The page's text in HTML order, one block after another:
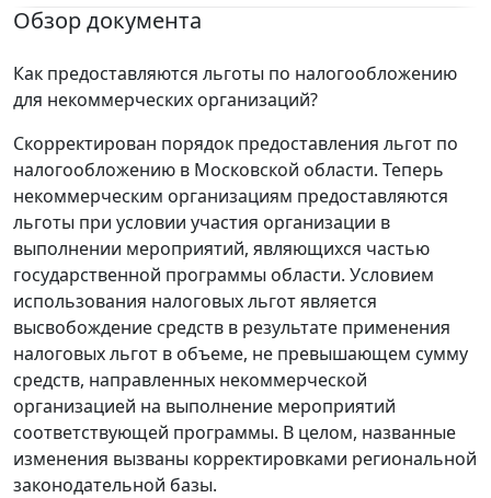
Обзор документа
Как предоставляются льготы по налогообложению
для некоммерческих организаций?
Скорректирован порядок предоставления льгот по
налогообложению в Московской области. Теперь
некоммерческим организациям предоставляются
льготы при условии участия организации в
выполнении мероприятий, являющихся частью
государственной программы области. Условием
использования налоговых льгот является
высвобождение средств в результате применения
налоговых льгот в объеме, не превышающем сумму
средств, направленных некоммерческой
организацией на выполнение мероприятий
соответствующей программы. В целом, названные
изменения вызваны корректировками региональной
законодательной базы.